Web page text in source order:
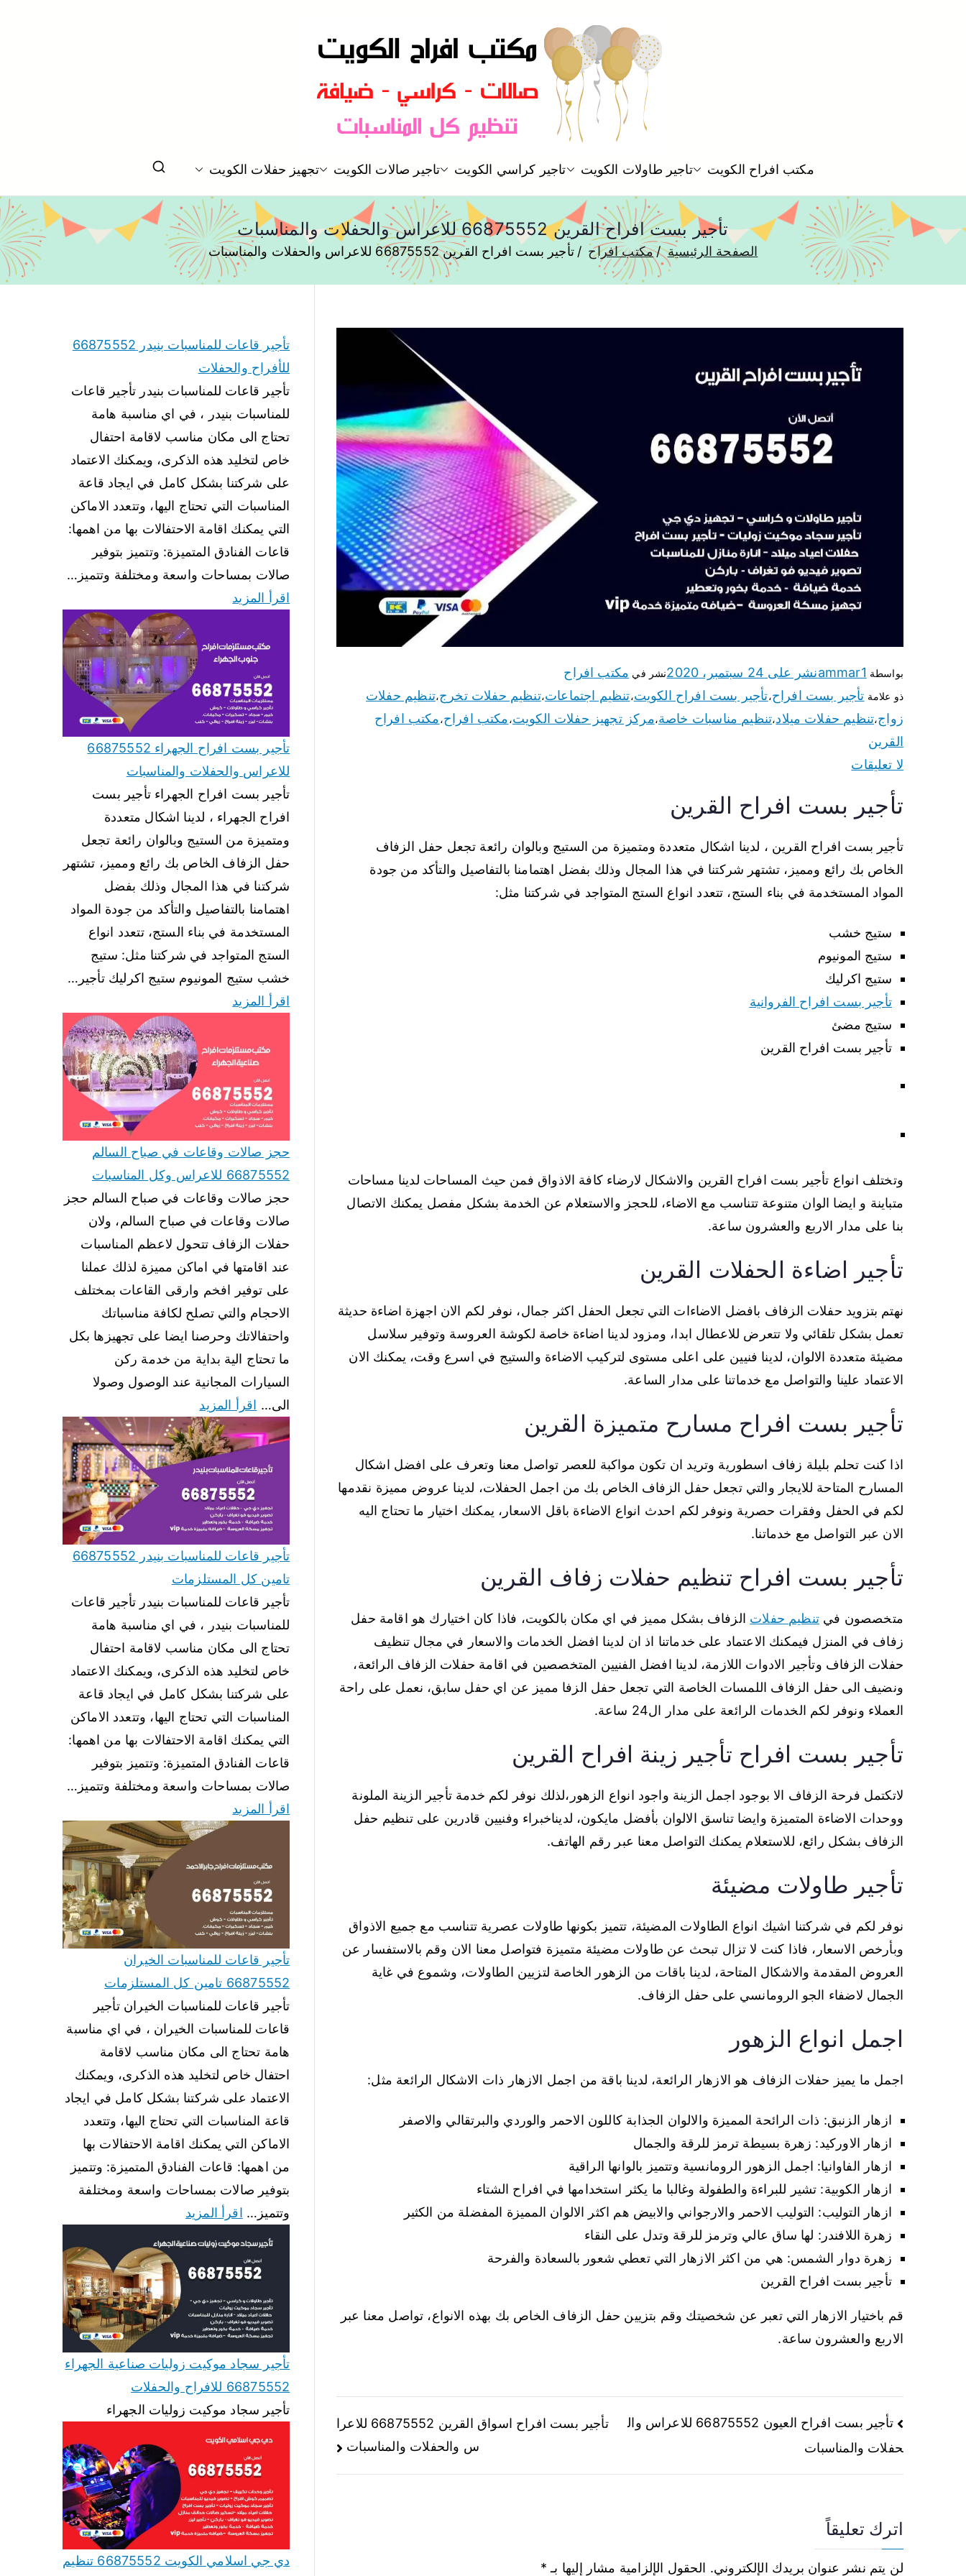
مكتب افراح
مكتب افراح و مناسبات و زواج و تخرج بالكويت مكتب افراح الكويت تاجير طاولات الكويت تاجير كراسي الكويت تاجير صالات الكويت تجهيز حفلات الكويت
تأجير بست افراح القرين 66875552 للاعراس والحفلات والمناسبات
الصفحة الرئيسية مكتب افراح تأجير بست افراح القرين 66875552 للاعراس والحفلات والمناسبات
بواسطة ammar1نشر على 24 سبتمبر، 2020 نشر في مكتب افراح
ذو علامة تأجير بست افراح،تأجير بست افراح الكويت،تنظيم اجتماعات،تنظيم حفلات تخرج،تنظيم حفلات
زواج،تنظيم حفلات ميلاد،تنظيم مناسبات خاصة،مركز تجهيز حفلات الكويت،مكتب افراح،مكتب افراح
القرين
لا تعليقات
تأجير بست افراح القرين
تأجير بست افراح القرين ، لدينا اشكال متعددة ومتميزة من الستيج وبالوان رائعة تجعل حفل الزفاف
الخاص بك رائع ومميز، تشتهر شركتنا في هذا المجال وذلك بفضل اهتمامنا بالتفاصيل والتأكد من جودة
المواد المستخدمة في بناء الستج، تتعدد انواع الستج المتواجد في شركتنا مثل:
ستيج خشب
ستيج المونيوم
ستيج اكرليك
تأجير بست افراح الفروانية
ستيج مضئ
تأجير بست افراح القرين
وتختلف انواع تأجير بست افراح القرين والاشكال لارضاء كافة الاذواق فمن حيث المساحات لدينا مساحات
متباينة و ايضا الوان متنوعة تتناسب مع الاضاء، للحجز والاستعلام عن الخدمة بشكل مفصل يمكنك الاتصال
بنا على مدار الاربع والعشرون ساعة.
تأجير اضاءة الحفلات القرين
نهتم بتزويد حفلات الزفاف بافضل الاضاءات التي تجعل الحفل اكثر جمال، نوفر لكم الان اجهزة اضاءة حديثة
تعمل بشكل تلقائي ولا تتعرض للاعطال ابدا، ومزود لدينا اضاءة خاصة لكوشة العروسة وتوفير سلاسل
مضيئة متعددة الالوان، لدينا فنيين على اعلى مستوى لتركيب الاضاءة والستيج في اسرع وقت، يمكنك الان
الاعتماد علينا والتواصل مع خدماتنا على مدار الساعة.
تأجير بست افراح مسارح متميزة القرين
اذا كنت تحلم بليلة زفاف اسطورية وتريد ان تكون مواكبة للعصر تواصل معنا وتعرف على افضل اشكال
المسارح المتاحة للايجار والتي تجعل حفل الزفاف الخاص بك من اجمل الحفلات، لدينا عروض مميزة نقدمها
لكم في الحفل وفقرات حصرية ونوفر لكم احدث انواع الاضاءة باقل الاسعار، يمكنك اختيار ما تحتاج اليه
الان عبر التواصل مع خدماتنا.
تأجير بست افراح تنظيم حفلات زفاف القرين
متخصصون في تنظيم حفلات الزفاف بشكل مميز في اي مكان بالكويت، فاذا كان اختيارك هو اقامة حفل
زفاف في المنزل فيمكنك الاعتماد على خدماتنا اذ ان لدينا افضل الخدمات والاسعار في مجال تنظيف
حفلات الزفاف وتأجير الادوات اللازمة، لدينا افضل الفنيين المتخصصين في اقامة حفلات الزفاف الرائعة،
ونضيف الى حفل الزفاف اللمسات الخاصة التي تجعل حفل الزفا مميز عن اي حفل سابق، نعمل على راحة
العملاء ونوفر لكم الخدمات الرائعة على مدار ال24 ساعة.
تأجير بست افراح تأجير زينة افراح القرين
لاتكتمل فرحة الزفاف الا بوجود اجمل الزينة واجود انواع الزهور،لذلك نوفر لكم خدمة تأجير الزينة الملونة
ووحدات الاضاءة المتميزة وايضا تناسق الالوان بأفضل مايكون، لديناخبراء وفنيين قادرين على تنظيم حفل
الزفاف بشكل رائع، للاستعلام يمكنك التواصل معنا عبر رقم الهاتف.
تأجير طاولات مضيئة
نوفر لكم في شركتنا اشيك انواع الطاولات المضيئة، تتميز بكونها طاولات عصرية تتناسب مع جميع الاذواق
وبأرخص الاسعار، فاذا كنت لا تزال تبحث عن طاولات مضيئة متميزة فتواصل معنا الان وقم بالاستفسار عن
العروض المقدمة والاشكال المتاحة، لدينا باقات من الزهور الخاصة لتزيين الطاولات، وشموع في غاية
الجمال لاضفاء الجو الرومانسي على حفل الزفاف.
اجمل انواع الزهور
اجمل ما يميز حفلات الزفاف هو الازهار الرائعة، لدينا باقة من اجمل الازهار ذات الاشكال الرائعة مثل:
ازهار الزنبق: ذات الرائحة المميزة والالوان الجذابة كاللون الاحمر والوردي والبرتقالي والاصفر
ازهار الاوركيد: زهرة بسيطة ترمز للرقة والجمال
ازهار الفاوانيا: اجمل الزهور الرومانسية وتتميز بالوانها الراقية
ازهار الكوبية: تشير للبراءة والطفولة وغالبا ما يكثر استخدامها في افراح الشتاء
ازهار التوليب: التوليب الاحمر والارجواني والابيض هم اكثر الالوان المميزة المفضلة من الكثير
زهرة اللافندر: لها ساق عالي وترمز للرقة وتدل على النقاء
زهرة دوار الشمس: هي من اكثر الازهار التي تعطي شعور بالسعادة والفرحة
تأجير بست افراح القرين
قم باختيار الازهار التي تعبر عن شخصيتك وقم بتزيين حفل الزفاف الخاص بك بهذه الانواع، تواصل معنا عبر
الاربع والعشرون ساعة.
تأجير بست افراح العيون 66875552 للاعراس وال
حفلات والمناسبات
تأجير بست افراح اسواق القرين 66875552 للاعرا
س والحفلات والمناسبات
اترك تعليقاً
لن يتم نشر عنوان بريدك الإلكتروني. الحقول الإلزامية مشار إليها بـ *
تأجير قاعات للمناسبات بنيدر 66875552
للأفراح والحفلات
تأجير قاعات للمناسبات بنيدر تأجير قاعات
للمناسبات بنيدر ، في اي مناسبة هامة
تحتاج الى مكان مناسب لاقامة احتفال
خاص لتخليد هذه الذكرى، ويمكنك الاعتماد
على شركتنا بشكل كامل في ايجاد قاعة
المناسبات التي تحتاج اليها، وتتعدد الاماكن
التي يمكنك اقامة الاحتفالات بها من اهمها:
قاعات الفنادق المتميزة: وتتميز بتوفير
صالات بمساحات واسعة ومختلفة وتتميز…
اقرأ المزيد
تأجير بست افراح الجهراء 66875552
للاعراس والحفلات والمناسبات
تأجير بست افراح الجهراء تأجير بست
افراح الجهراء ، لدينا اشكال متعددة
ومتميزة من الستيج وبالوان رائعة تجعل
حفل الزفاف الخاص بك رائع ومميز، تشتهر
شركتنا في هذا المجال وذلك بفضل
اهتمامنا بالتفاصيل والتأكد من جودة المواد
المستخدمة في بناء الستج، تتعدد انواع
الستج المتواجد في شركتنا مثل: ستيج
خشب ستيج المونيوم ستيج اكرليك تأجير…
اقرأ المزيد
حجز صالات وقاعات في صباح السالم
66875552 للاعراس وكل المناسبات
حجز صالات وقاعات في صباح السالم حجز
صالات وقاعات في صباح السالم، ولان
حفلات الزفاف تتحول لاعظم المناسبات
عند اقامتها في اماكن مميزة لذلك عملنا
على توفير افخم وارقى القاعات بمختلف
الاحجام والتي تصلح لكافة مناسباتك
واحتفالاتك وحرصنا ايضا على تجهيزها بكل
ما تحتاج الية بداية من خدمة ركن
السيارات المجانية عند الوصول وصولا
الى… اقرأ المزيد
تأجير قاعات للمناسبات بنيدر 66875552
تامين كل المستلزمات
تأجير قاعات للمناسبات بنيدر تأجير قاعات
للمناسبات بنيدر ، في اي مناسبة هامة
تحتاج الى مكان مناسب لاقامة احتفال
خاص لتخليد هذه الذكرى، ويمكنك الاعتماد
على شركتنا بشكل كامل في ايجاد قاعة
المناسبات التي تحتاج اليها، وتتعدد الاماكن
التي يمكنك اقامة الاحتفالات بها من اهمها:
قاعات الفنادق المتميزة: وتتميز بتوفير
صالات بمساحات واسعة ومختلفة وتتميز…
اقرأ المزيد
تأجير قاعات للمناسبات الخيران
66875552 تامين كل المستلزمات
تأجير قاعات للمناسبات الخيران تأجير
قاعات للمناسبات الخيران ، في اي مناسبة
هامة تحتاج الى مكان مناسب لاقامة
احتفال خاص لتخليد هذه الذكرى، ويمكنك
الاعتماد على شركتنا بشكل كامل في ايجاد
قاعة المناسبات التي تحتاج اليها، وتتعدد
الاماكن التي يمكنك اقامة الاحتفالات بها
من اهمها: قاعات الفنادق المتميزة: وتتميز
بتوفير صالات بمساحات واسعة ومختلفة
وتتميز… اقرأ المزيد
تأجير سجاد موكيت زوليات صناعية الجهراء
66875552 للافراح والحفلات
تأجير سجاد موكيت زوليات الجهراء
دي جي اسلامي الكويت 66875552 تنظيم